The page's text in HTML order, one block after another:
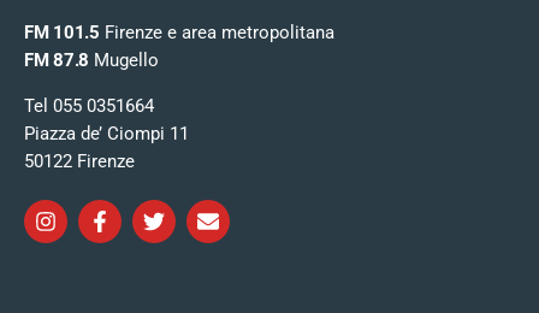
FM 101.5 Firenze e area metropolitana
FM 87.8 Mugello
Tel 055 0351664
Piazza de’ Ciompi 11
50122 Firenze